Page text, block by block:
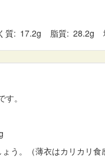
質 17.2 脂質 28.2
。
う。（薄衣はカリカリ